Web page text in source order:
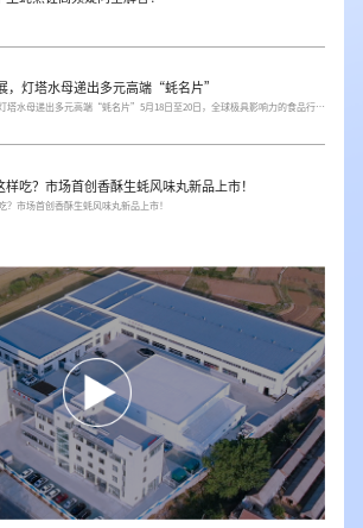
，灯塔水母递出多元高端“蚝名片”
2026西雅展，灯塔水母递出多元高端“蚝名片”5月18日至20日，全球极具影响力的食品行业盛会——2026 SIAL西雅国际食品和饮料展览会在上海新国际博览中心成功举办。展会期间，由威海市海洋发展局主办，中国水产流通与...
样吃？市场首创香酥生蚝风味丸新品上市！
？市场首创香酥生蚝风味丸新品上市！